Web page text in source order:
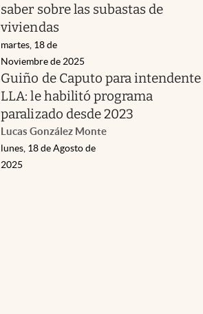
saber sobre las subastas de
viviendas
martes, 18 de
Noviembre de 2025
Guiño de Caputo para intendente
LLA: le habilitó programa
paralizado desde 2023
Lucas González Monte
lunes, 18 de Agosto de
2025